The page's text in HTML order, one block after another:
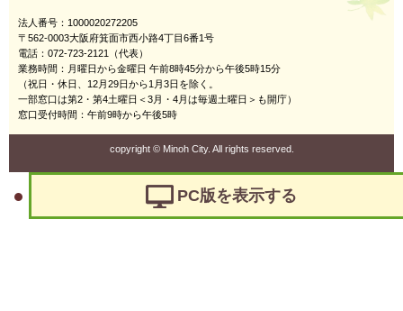
法人番号：1000020272205
〒562-0003大阪府箕面市西小路4丁目6番1号
電話：072-723-2121（代表）
業務時間：月曜日から金曜日 午前8時45分から午後5時15分
（祝日・休日、12月29日から1月3日を除く。
一部窓口は第2・第4土曜日＜3月・4月は毎週土曜日＞も開庁）
窓口受付時間：午前9時から午後5時
copyright ©Minoh City. All rights reserved.
PC版を表示する